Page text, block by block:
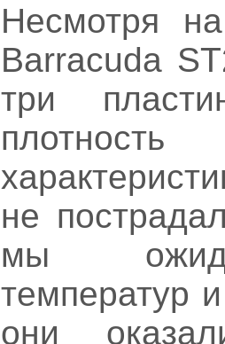
Несмотря
Barracuda
три
не
мы
температур
они